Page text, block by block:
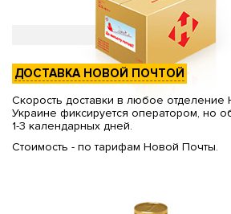
ДОСТАВКА НОВОЙ ПОЧТОЙ
Скорость доставки в любое отделение
Украине фиксируется оператором, но
1-3 календарных дней.
Стоимость - по тарифам Новой Почты.